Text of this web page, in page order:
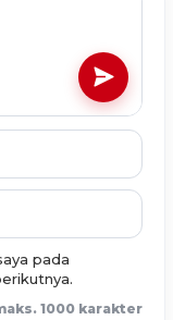
pada
1000 karakter